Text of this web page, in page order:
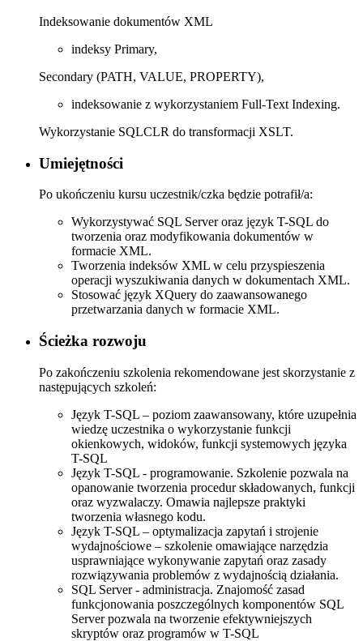
Indeksowanie dokumentów XML
indeksy Primary,
Secondary (PATH, VALUE, PROPERTY),
indeksowanie z wykorzystaniem Full-Text Indexing.
Wykorzystanie SQLCLR do transformacji XSLT.
Umiejętności
Po ukończeniu kursu uczestnik/czka będzie potrafił/a:
Wykorzystywać SQL Server oraz język T-SQL do
tworzenia oraz modyfikowania dokumentów w
formacie XML.
Tworzenia indeksów XML w celu przyspieszenia
operacji wyszukiwania danych w dokumentach XML.
Stosować język XQuery do zaawansowanego
przetwarzania danych w formacie XML.
Ścieżka rozwoju
Po zakończeniu szkolenia rekomendowane jest skorzystanie z
następujących szkoleń:
Język T-SQL – poziom zaawansowany, które uzupełnia
wiedzę uczestnika o wykorzystanie funkcji
okienkowych, widoków, funkcji systemowych języka
T-SQL
Język T-SQL - programowanie. Szkolenie pozwala na
opanowanie tworzenia procedur składowanych, funkcji
oraz wyzwalaczy. Omawia najlepsze praktyki
tworzenia własnego kodu.
Język T-SQL – optymalizacja zapytań i strojenie
wydajnościowe – szkolenie omawiające narzędzia
usprawniające wykonywanie zapytań oraz zasady
rozwiązywania problemów z wydajnością działania.
SQL Server - administracja. Znajomość zasad
funkcjonowania poszczególnych komponentów SQL
Server pozwala na tworzenie efektywniejszych
skryptów oraz programów w T-SQL